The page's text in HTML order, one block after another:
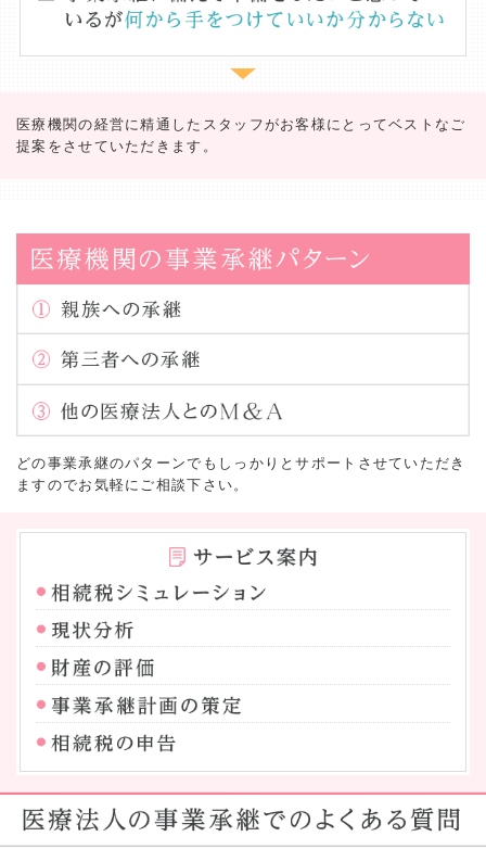
医療機関の経営に精通したスタッフがお客様にとってベストなご
提案をさせていただきます。
どの事業承継のパターンでもしっかりとサポートさせていただき
ますのでお気軽にご相談下さい。